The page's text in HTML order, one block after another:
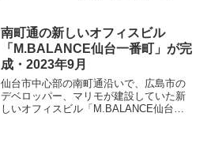
「シティタワー仙台一番町レジデンス」
の北側に隣接して建設...
南町通の新しいオフィスビル
「M.BALANCE仙台一番町」が完
成・2023年9月
仙台市中心部の南町通沿いで、広島市の
デベロッパー、マリモが建設していた新
しいオフィスビル「M.BALANCE仙台一